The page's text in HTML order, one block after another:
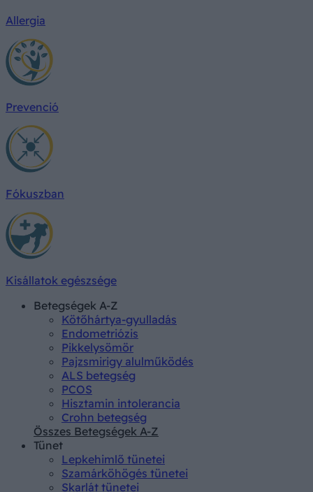
Allergia
Prevenció
Fókuszban
Kisállatok egészsége
Betegségek A-Z
Kötőhártya-gyulladás
Endometriózis
Pikkelysömör
Pajzsmirigy alulműködés
ALS betegség
PCOS
Hisztamin intolerancia
Crohn betegség
Összes Betegségek A-Z
Tünet
Lepkehimlő tünetei
Szamárköhögés tünetei
Skarlát tünetei